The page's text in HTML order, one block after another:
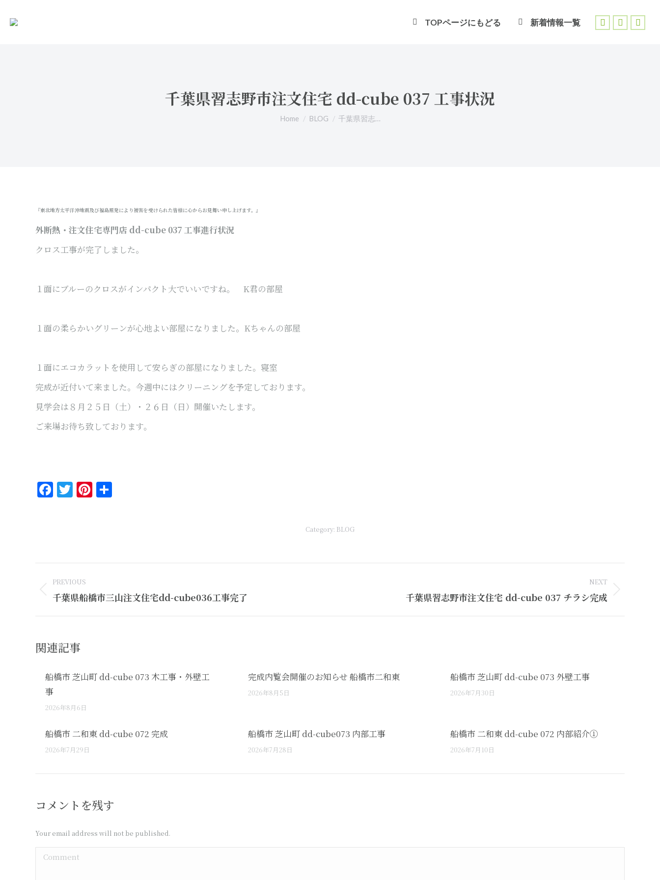
TOPページにもどる 新着情報一覧
Facebook
X
千葉県習志野市注文住宅 dd-cube 037 工事状況
You are here:
Home BLOG 千葉県習志…
『東北地方太平洋沖地震及び福島原発により被害を受けられた皆様に心からお見舞い申し上げます。』
外断熱・注文住宅専門店 dd-cube 037 工事進行状況
クロス工事が完了しました。
１面にブルーのクロスがインパクト大でいいですね。 K君の部屋
１面の柔らかいグリーンが心地よい部屋になりました。Kちゃんの部屋
１面にエコカラットを使用して安らぎの部屋になりました。寝室
完成が近付いて来ました。今週中にはクリーニングを予定しております。
見学会は８月２５日（土）・２６日（日）開催いたします。
ご来場お待ち致しております。
Facebook
Twitter
Pinterest
Category: BLOG
navigation
PREVIOUS
Previous
千葉県船橋市三山注文住宅dd-cube036工事完了
NEXT
千葉県習志野市注文住宅 dd-cube 037 チラシ完成
関連記事
船橋市 芝山町 dd-cube 073 木工事・外壁工
事
2026年8月6日
完成内覧会開催のお知らせ 船橋市二和東
2026年8月5日
船橋市 芝山町 dd-cube 073 外壁工事
2026年7月30日
船橋市 二和東 dd-cube 072 完成
2026年7月29日
船橋市 芝山町 dd-cube073 内部工事
2026年7月28日
船橋市 二和東 dd-cube 072 内部紹介①
2026年7月10日
コメントを残す
Your email address will not be published.
Comment